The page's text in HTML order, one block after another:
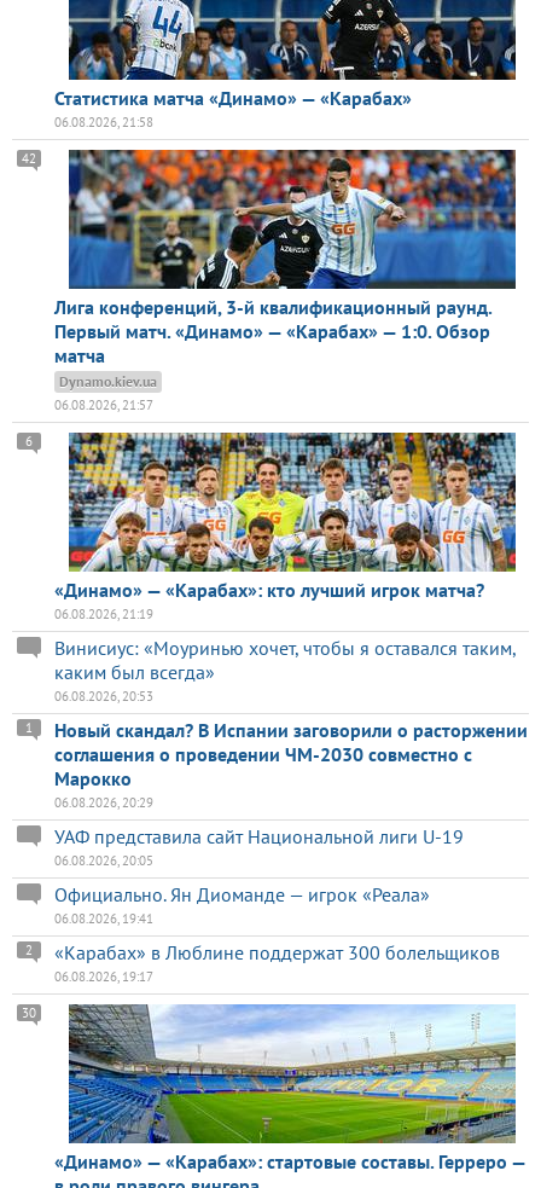
Статистика матча «Динамо» — «Карабах»
06.08.2026, 21:58
Лига конференций, 3-й квалификационный раунд.
Первый матч. «Динамо» — «Карабах» — 1:0. Обзор
матча
42
Dynamo.kiev.ua
06.08.2026, 21:57
«Динамо» — «Карабах»: кто лучший игрок матча?
6
06.08.2026, 21:19
Винисиус: «Моуринью хочет, чтобы я оставался таким,
каким был всегда»
06.08.2026, 20:53
Новый скандал? В Испании заговорили о расторжении
соглашения о проведении ЧМ-2030 совместно с
Марокко
1
06.08.2026, 20:29
УАФ представила сайт Национальной лиги U-19
06.08.2026, 20:05
Официально. Ян Диоманде — игрок «Реала»
06.08.2026, 19:41
«Карабах» в Люблине поддержат 300 болельщиков
2
06.08.2026, 19:17
«Динамо» — «Карабах»: стартовые составы. Герреро —
30